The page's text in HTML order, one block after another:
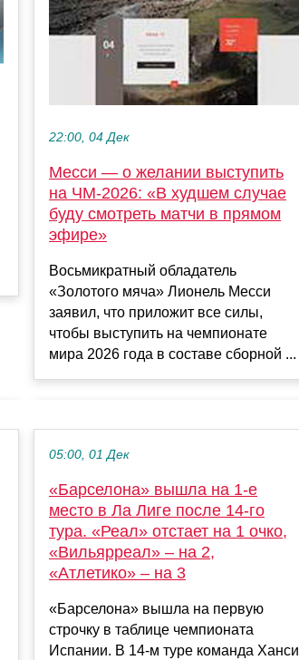
22:00, 04 Дек
Месси — о желании выступить
на ЧМ‑2026: «В худшем случае
буду смотреть матчи в прямом
эфире»
Восьмикратный обладатель
«Золотого мяча» Лионель Месси
заявил, что приложит все силы,
чтобы выступить на чемпионате
мира 2026 года в составе сборной ...
05:00, 01 Дек
«Барселона» вышла на 1-е
место в Ла Лиге после 14-го
тура. «Реал» отстает на 1 очко,
«Вильярреал» – на 2,
«Атлетико» – на 3
«Барселона» вышла на первую
строчку в таблице чемпионата
Испании. В 14-м туре команда Ханси